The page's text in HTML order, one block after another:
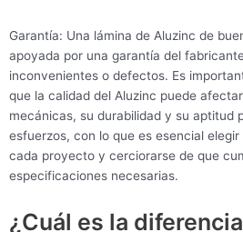
Garantía: Una lámina de Aluzinc de
apoyada por una garantía del
inconvenientes o defectos. Es
que la calidad del Aluzinc puede
mecánicas, su durabilidad y su aptitud
esfuerzos, con lo que es esencial
cada proyecto y cerciorarse de que
especificaciones necesarias.
¿Cuál es la